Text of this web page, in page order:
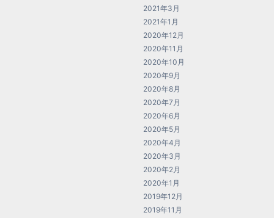
2021年3月
2021年1月
2020年12月
2020年11月
2020年10月
2020年9月
2020年8月
2020年7月
2020年6月
2020年5月
2020年4月
2020年3月
2020年2月
2020年1月
2019年12月
2019年11月